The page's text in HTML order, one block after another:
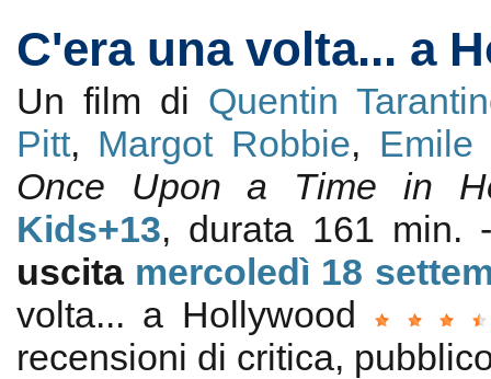
C'era una volta... a
Un film di Quentin
Pitt, Margot Robbie, Emile
Once Upon a Time in
Kids+13, durata 161 min.
uscita mercoledì 18
volta... a Hollywood
recensioni di critica,